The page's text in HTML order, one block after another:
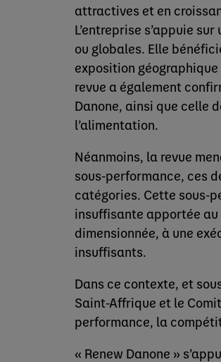
attractives et en
L’entreprise s’appuie
ou globales. Elle
exposition
revue a également
Danone, ainsi que celle
l’alimentation.
Néanmoins, la revue
sous-performance, ces
catégories. Cette sous-
insuffisante apportée
dimensionnée, à une
insuffisants.
Dans ce contexte, et
Saint-Affrique et le
performance, la
« Renew Danone »